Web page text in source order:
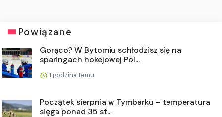
Powiązane
Gorąco? W Bytomiu schłodzisz się na
sparingach hokejowej Pol...
1 godzina temu
Początek sierpnia w Tymbarku – temperatura
sięga ponad 35 st...